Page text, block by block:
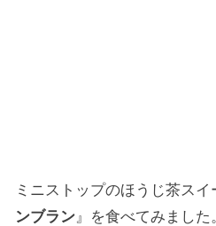
ミニストップのほうじ茶スイ
ンブラン 』を食べてみました